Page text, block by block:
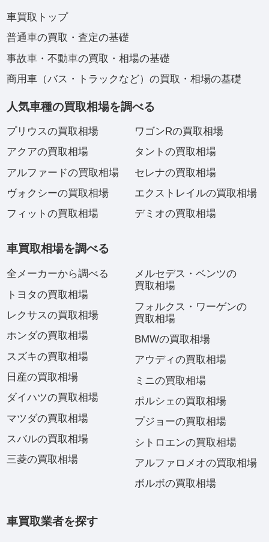
車買取トップ
普通車の買取・査定の基礎
事故車・不動車の買取・相場の基礎
商用車（バス・トラックなど）の買取・相場の基礎
人気車種の買取相場を調べる
プリウスの買取相場
アクアの買取相場
アルファードの買取相場
ヴォクシーの買取相場
フィットの買取相場
ワゴンRの買取相場
タントの買取相場
セレナの買取相場
エクストレイルの買取相場
デミオの買取相場
車買取相場を調べる
全メーカーから調べる
トヨタの買取相場
レクサスの買取相場
ホンダの買取相場
スズキの買取相場
日産の買取相場
ダイハツの買取相場
マツダの買取相場
スバルの買取相場
三菱の買取相場
メルセデス・ベンツの
買取相場
フォルクス・ワーゲンの
買取相場
BMWの買取相場
アウディの買取相場
ミニの買取相場
ポルシェの買取相場
プジョーの買取相場
シトロエンの買取相場
アルファロメオの買取相場
ボルボの買取相場
車買取業者を探す